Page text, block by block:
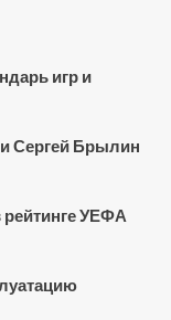
игр и
Сергей Брылин
рейтинге УЕФА